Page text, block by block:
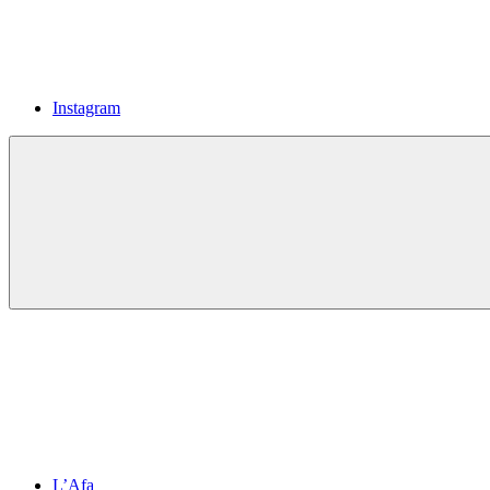
Instagram
L’Afa